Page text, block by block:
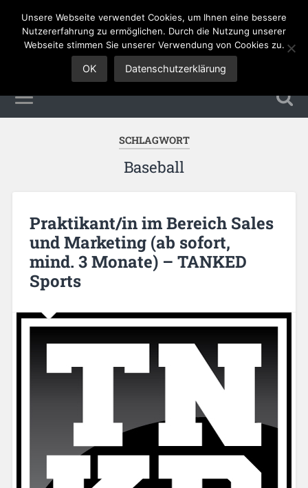
Sales Jobs
SCHLAGWORT
Baseball
Praktikant/in im Bereich Sales
und Marketing (ab sofort,
mind. 3 Monate) – TANKED
Sports
Unsere Webseite verwendet Cookies, um Ihnen eine bessere
Nutzererfahrung zu ermöglichen. Durch die Nutzung unserer
Webseite stimmen Sie unserer Verwendung von Cookies zu.
OK Datenschutzerklärung